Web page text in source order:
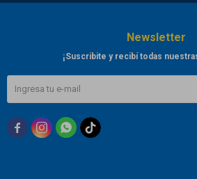
Newsletter
¡Suscribite y recibí todas
  